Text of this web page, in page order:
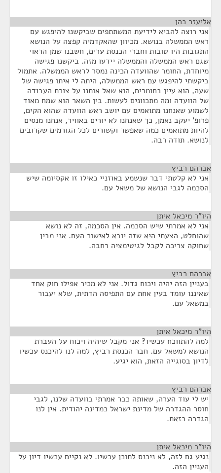
אליעזר כהן
אני רוצה להביא לידיעת המשתתפים שביקשנו להיפגש עם
ראש הממשלה בנושא. מכיוון שהאקדמיה קפצה על הנושא
התגובות היו טובות וחברי הכנסת ערים, חשבנו שמן הראוי
שגם ראש הממשלה והממשלה יידעו מזה. ביקשנו פגישה
מיוחדת, החומר שהוועדה הכינה נמסר לראש הממשלה. אתמול
ביקשתי להיפגש עם ראש הממשלה, היתה לי איתו פגישה של
שעה, הוא עיין בחומרים, הוא שאל אותנו על צורת העבודה
של הוועדה ומה מתכוונים לעשות. בין השאר הוא שמח מאוד
לשמוע שאנחנו מתואמים עם יושב ראש הוועדה שהוא הקים,
פרופ' יעקב נאמן, כך שאנחנו לא יורים באוויר, אנחנו מנסים
להיות מתואמים כמה שאפשר וקשורים לכל הגורמים שקרובים
לנושא. תודה רבה.
אברהם רביץ
אני לא קלטתי דבר שנשמע באוזניי כאילו זו אקסיומה שיש
הסכמה לגבי הנושא של משאל עם.
היו"ר מיכאל איתן
אני לא אמרתי שיש הסכמה. אין הסכמה, זה לא נושא
שהוחלט, הצעתי היא שזה יובא לאישור העם. אני מבין
שחוקה צריכה לקבל לגיטימציה רחבה.
אברהם רביץ
בעניין הזה יהיה ויכוח גדול. אני לא מכיר אפילו חוק אחד
שאיננו עומד בעין אחת עם התפיסה הדתית, שלא יעבור
במשאל עם.
היו"ר מיכאל איתן
למה להתווכח עכשיו? אני מקבל שיהיה ויכוח על העברת
הנושא למשאל עם. חבר הכנסת רביץ, למה לנו להיכנס עכשיו
לדיון בסוגייה הזאת, הוא יגיע.
אברהם רביץ
יש לי עוד הערה, שאותה כבר אמרתי בוועדה שלנו, לגבי
חוסר ההגדרה של מדינת ישראל כמדינה יהודית. אין לנו
הגדרה כזאת.
היו"ר מיכאל איתן
נגיע גם לזה, לא ניכנס לתוכן עכשיו. לא נקיים עכשיו דיון על
העניין הזה.